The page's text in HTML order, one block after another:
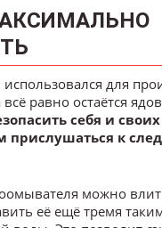
для
равно остаётся
себя и
прислушаться к
можно
её ещё тремя